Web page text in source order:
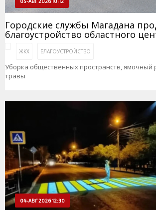
Городские службы Магадана
благоустройство областного
ЖКХ БЛАГОУСТРОЙСТВО
Уборка общественных пространств, ямочный
травы
04-АВГ 2026 12:30